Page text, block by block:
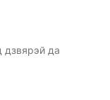
дзвярэй да